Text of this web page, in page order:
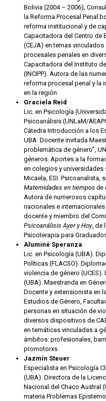
Bolivia (2004 – 2006);
la Reforma Procesal Penal
reforma institucional y de
Capacitadora del Centro de
(CEJA) en temas
procesales penales en
Capacitadora del Instituto
(INCIPP). Autora de las
reforma procesal penal y la
en la región.
Graciela Reid
Lic. en Psicología
Psicoanálisis (UNLaM/
Cátedra Introducción a los
UBA. Docente invitada
problemática de género",
géneros. Aportes a la
en colegios y universidades
Micaela, ESI. Psicoanalista,
Maternidades en tiempos
Autora de numerosos
nacionales e
docente y miembro del
Psicoanálisis Ayer y Hoy, de
Psicoterapia para
Aluminé Speranza
Lic. en Psicología (UBA).
Políticas (FLACSO).
violencia de género
(UBA). Maestranda en
Docente y extensionista en
Estudios de Género,
personas en situación de
diversos dispositivos de
en temáticas vinculadas a
ámbitos: profesionales,
promotorxs.
Jazmín Steuer
Especialista en Psicología
(UBA). Directora de la
Nacional del Chaco Austral
materia Problemas